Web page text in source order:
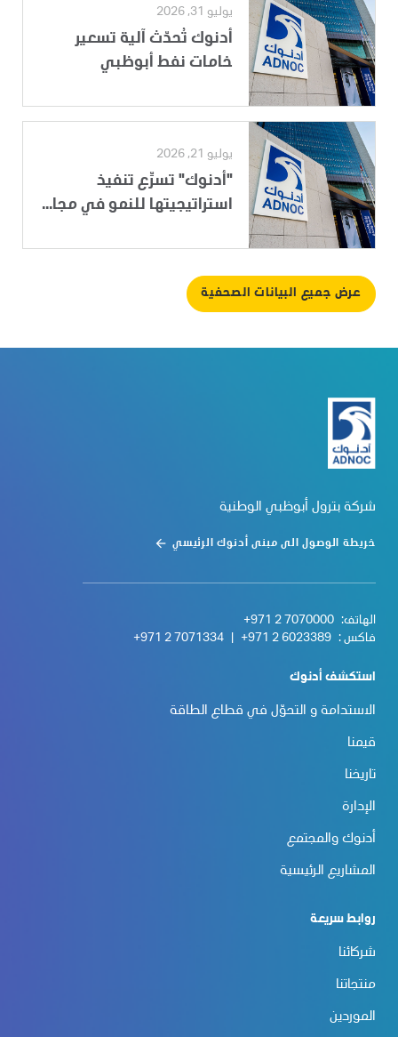
يوليو 31, 2026
أدنوك تُحدّث آلية تسعير
خامات نفط أبوظبي
يوليو 21, 2026
"أدنوك" تسرِّع تنفيذ
استراتيجيتها للنمو في مجا...
عرض جميع البيانات الصحفية
شركة بترول أبوظبي الوطنية
خريطة الوصول الى مبنى أدنوك الرئيسي
الهاتف: +971 2 7070000
فاكس : +971 2 6023389
+971 2 7071334
استكشف أدنوك
الاستدامة و التحوّل في قطاع الطاقة
قيمنا
تاريخنا
الإدارة
أدنوك والمجتمع
المشاريع الرئيسية
روابط سريعة
شركائنا
منتجاتنا
الموردين